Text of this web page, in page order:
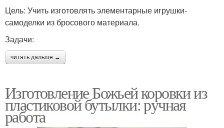
Цель: Учить изготовлять элементарные игрушки-
самоделки из бросового материала.
Задачи:
читать дальше →
Изготовление Божьей коровки из
пластиковой бутылки: ручная
работа